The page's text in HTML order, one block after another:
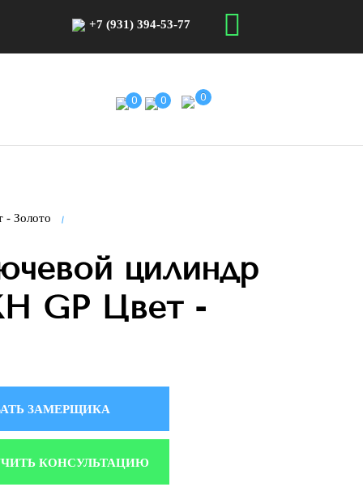
+7 (931) 394-53-77
0 0 0
- Золото
цилиндр
GP Цвет -
ЗАМЕРЩИКА
КОНСУЛЬТАЦИЮ